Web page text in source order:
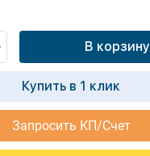
В корзину
Купить в 1 клик
Запросить КП/Счет